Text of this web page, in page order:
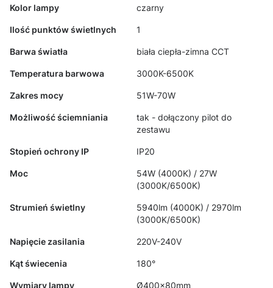
Kolor lampy czarny
Ilość punktów świetlnych 1
Barwa światła biała ciepła-zimna CCT
Temperatura barwowa 3000K-6500K
Zakres mocy 51W-70W
Możliwość ściemniania
tak - dołączony pilot do
zestawu
Stopień ochrony IP IP20
Moc
54W (4000K) / 27W
(3000K/6500K)
Strumień świetlny
5940lm (4000K) / 2970lm
(3000K/6500K)
Napięcie zasilania 220V-240V
Kąt świecenia 180°
Wymiary lampy Ø400x80mm